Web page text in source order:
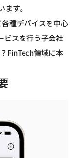
す。
種デバイスを中心
ビスを行う子会社
FinTech領域に本